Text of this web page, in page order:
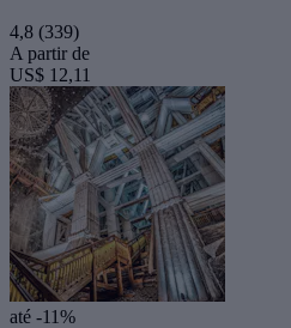
4,8 (339)
A partir de
US$ 12,11
até -11%